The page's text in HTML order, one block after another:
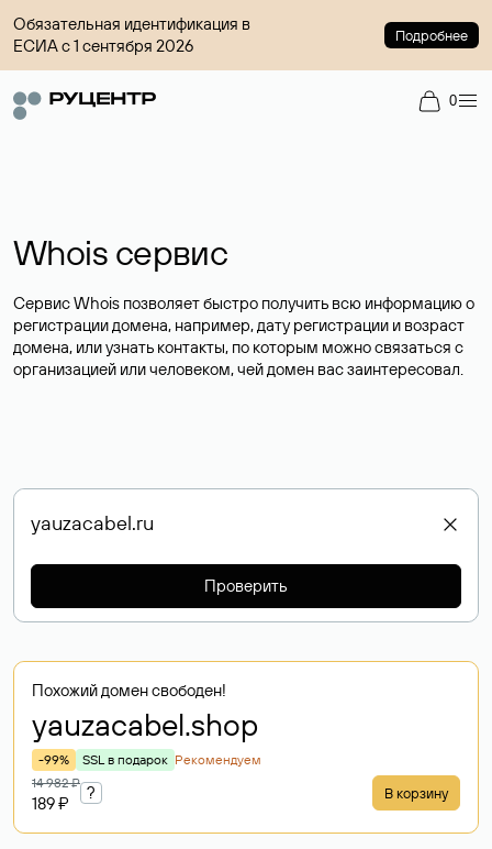
Обязательная идентификация в
ЕСИА с 1 сентября 2026
Подробнее
0
Whois сервис
Сервис Whois позволяет быстро получить всю информацию о
регистрации домена, например, дату регистрации и возраст
домена, или узнать контакты, по которым можно связаться с
организацией или человеком, чей домен вас заинтересовал.
Проверить
Похожий домен свободен!
yauzacabel.shop
-99% SSL в подарок Рекомендуем
14 982 ₽
189 ₽
? В корзину